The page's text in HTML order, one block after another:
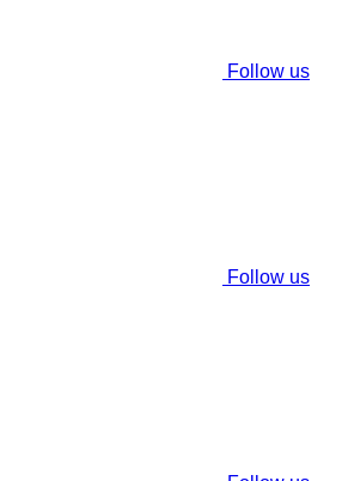
Follow us
Follow us